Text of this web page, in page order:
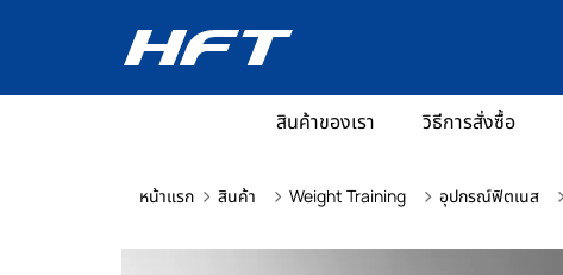
สินค้าของเรา วิธีการสั่งซื้อ
หน้าแรก สินค้า Weight Training อุปกรณ์ฟิตเนส